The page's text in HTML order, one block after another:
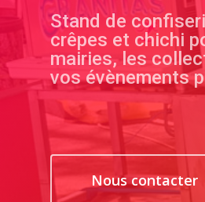
Stand de
crêpes et chichi
mairies, les
vos évènements
Nous contacter